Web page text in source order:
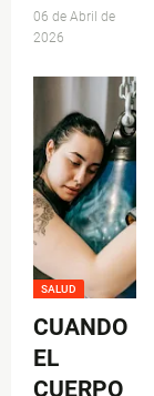
06 de Abril de
2026
SALUD
CUANDO
EL
CUERPO